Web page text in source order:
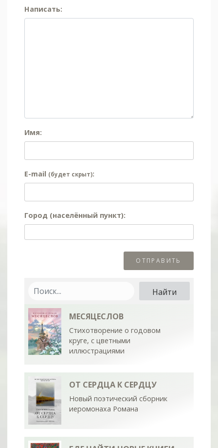
Написать:
Имя:
E-mail (будет скрыт):
Город (населённый пункт):
МЕСЯЦЕСЛОВ
Стихотворение о годовом
круге, с цветными
иллюстрациями
ОТ СЕРДЦА К СЕРДЦУ
Новый поэтический сборник
иеромонаха Романа